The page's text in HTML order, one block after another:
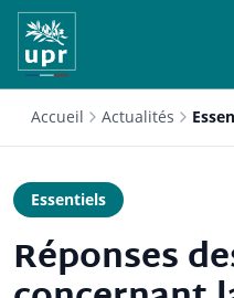
Accueil Actualités
Essentiels
Réponses